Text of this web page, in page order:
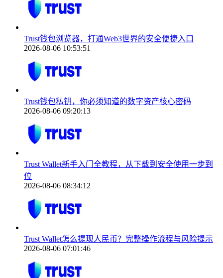
Trust钱包浏览器，打通Web3世界的安全便捷入口
2026-08-06 10:53:51
Trust钱包私钥，你必须知道的数字资产核心密码
2026-08-06 09:20:13
Trust Wallet新手入门全教程，从下载到安全使用一步到
位
2026-08-06 08:34:12
Trust Wallet怎么提现人民币？完整操作流程与风险提示
2026-08-06 07:01:46